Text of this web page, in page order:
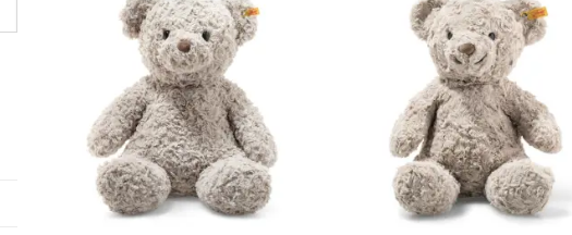
Toevoegen
verlanglijst